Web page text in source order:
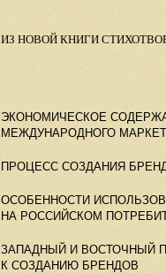
ИЗ НОВОЙ КНИГИ
ЭКОНОМИЧЕСКОЕ
МЕЖДУНАРОДНОГО
ПРОЦЕСС СОЗДАНИЯ
ОСОБЕННОСТИ
НА РОССИЙСКОМ
ЗАПАДНЫЙ И ВОСТОЧНЫЙ
К СОЗДАНИЮ БРЕНДОВ